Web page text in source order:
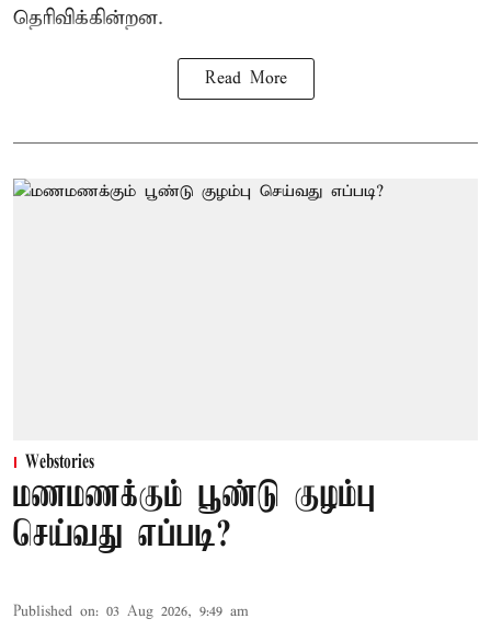
தெரிவிக்கின்றன.
Read More
Webstories
மணமணக்கும் பூண்டு குழம்பு
செய்வது எப்படி?
Published on: 03 Aug 2026, 9:49 am